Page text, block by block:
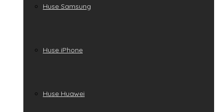
Huse Samsung
Huse iPhone
Huse Huawei